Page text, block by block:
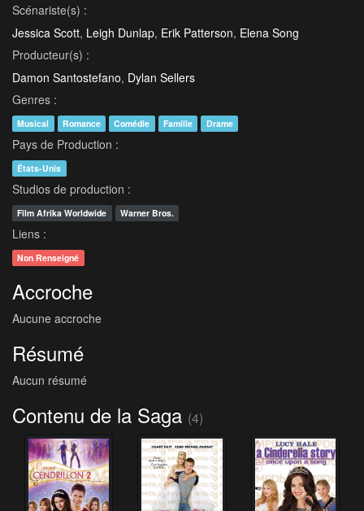
Scénariste(s) :
Jessica Scott, Leigh Dunlap, Erik Patterson, Elena Song
Producteur(s) :
Damon Santostefano, Dylan Sellers
Genres :
Musical Romance Comédie Famille Drame
Pays de Production :
États-Unis
Studios de production :
Film Afrika Worldwide Warner Bros.
Liens :
Non Renseigné
Accroche
Aucune accroche
Résumé
Aucun résumé
Contenu de la Saga (4)